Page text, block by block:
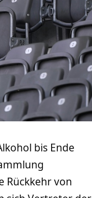
bis Ende
Rückkehr von